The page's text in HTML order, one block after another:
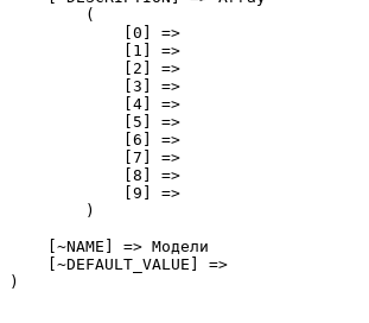
        (
            [0] =>
            [1] =>
            [2] =>
            [3] =>
            [4] =>
            [5] =>
            [6] =>
            [7] =>
            [8] =>
            [9] =>
        )
    [~NAME] => Модели
    [~DEFAULT_VALUE] =>
)